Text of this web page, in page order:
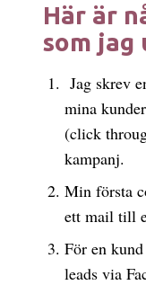
Här är
som jag
Jag skrev
mina
(click
kampanj.
Min första
ett mail till
För en
leads via